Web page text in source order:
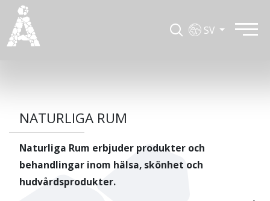
SV
NATURLIGA RUM
Naturliga Rum erbjuder produkter och
behandlingar inom hälsa, skönhet och
hudvårdsprodukter.